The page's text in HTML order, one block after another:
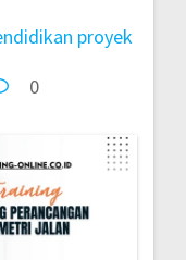
proyek
0